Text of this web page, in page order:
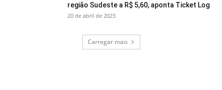
região Sudeste a R$ 5,60, aponta Ticket Log
20 de abril de 2023
Carregar mais